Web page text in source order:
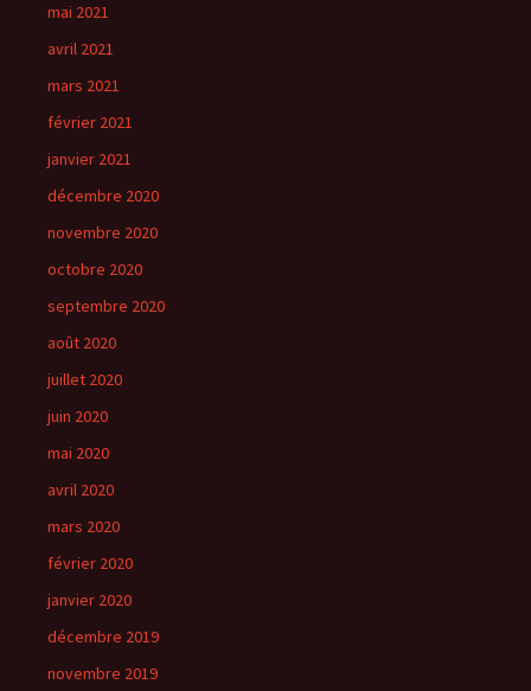
mai 2021
avril 2021
mars 2021
février 2021
janvier 2021
décembre 2020
novembre 2020
octobre 2020
septembre 2020
août 2020
juillet 2020
juin 2020
mai 2020
avril 2020
mars 2020
février 2020
janvier 2020
décembre 2019
novembre 2019